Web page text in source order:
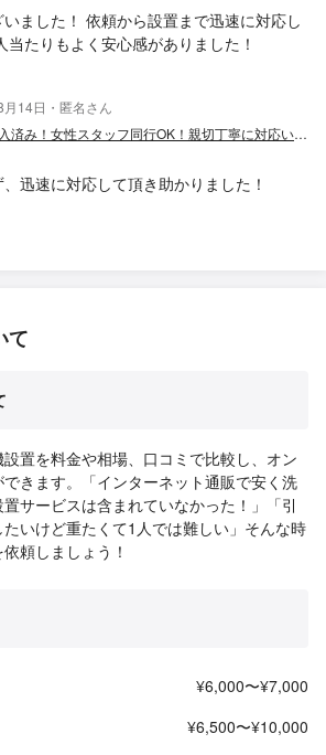
ました！ 依頼から設置まで迅速に対応し
たりもよく安心感がありました！
14日・匿名さん
【業歴16年】損害保険加入済み！女性スタッフ同行OK！親切丁寧に対応いたします。
迅速に対応して頂き助かりました！
て
置を料金や相場、口コミで比較し、オン
きます。「インターネット通販で安く洗
サービスは含まれていなかった！」「引
いけど重たくて1人では難しい」そんな時
頼しましょう！
¥6,000〜¥7,000
¥6,500〜¥10,000